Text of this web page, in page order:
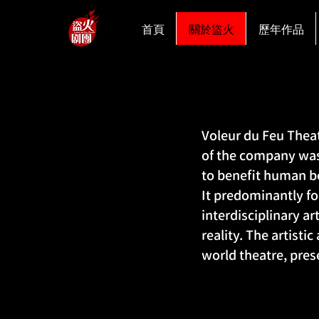
首頁 關於盜火 歷年作品
Voleur du Feu
of the company
to benefit human
It predominantly
interdisciplinary
reality. The
world theatre,